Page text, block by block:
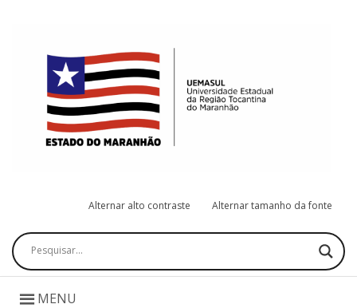
Alternar alto contraste Alternar tamanho da fonte
Pesquisar
MENU